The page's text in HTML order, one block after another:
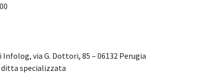
via G. Dottori, 85 – 06132 Perugia
ditta specializzata